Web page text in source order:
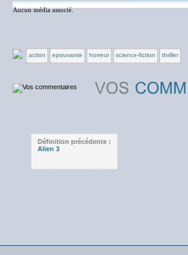
Aucun média associé.
action epouvante horreur science-fiction thriller
Définition précédente :
Alien 3